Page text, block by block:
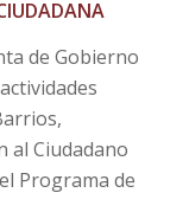
de Gobierno
al Ciudadano
Programa de